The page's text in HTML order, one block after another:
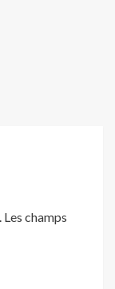
Les champs